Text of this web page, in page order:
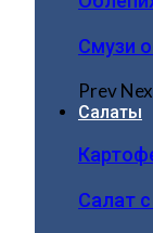
Смузи
Prev
Салаты
Салат